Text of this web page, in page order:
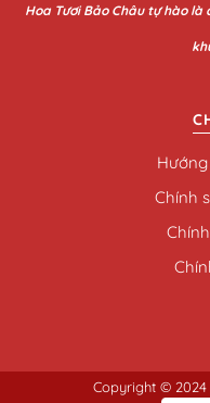
Hoa Tươi Bảo Châutự hào là
Chính
Copyright © 2024